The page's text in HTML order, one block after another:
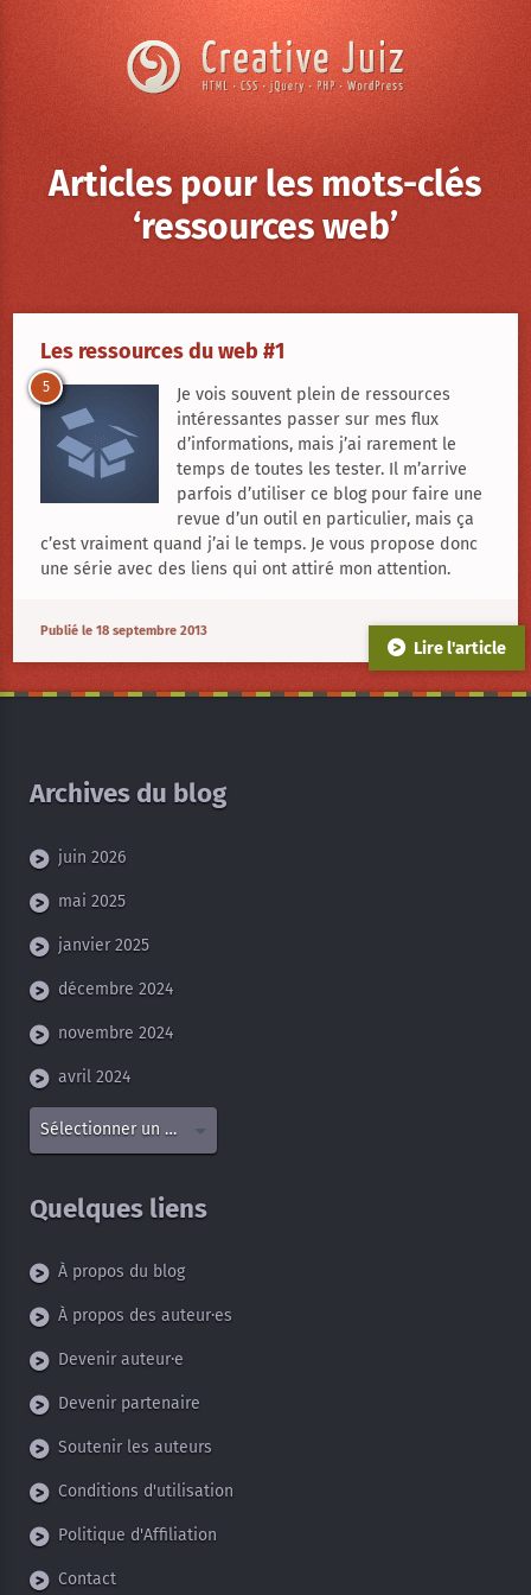
Articles pour les mots-clés
‘ressources web’
Articles
propos
ressources
web
Les ressources du web #1
5
Je vois souvent plein de ressources
intéressantes passer sur mes flux
d’informations, mais j’ai rarement le
temps de toutes les tester. Il m’arrive
parfois d’utiliser ce blog pour faire une
revue d’un outil en particulier, mais ça
c’est vraiment quand j’ai le temps. Je vous propose donc
une série avec des liens qui ont attiré mon attention.
Publié le 18 septembre 2013
Lire l'article
Archives du blog
juin 2026
mai 2025
janvier 2025
décembre 2024
novembre 2024
avril 2024
Sélectionner un mois
Quelques liens
À propos du blog
À propos des auteur·es
Devenir auteur·e
Devenir partenaire
Soutenir les auteurs
Conditions d'utilisation
Politique d'Affiliation
Contact